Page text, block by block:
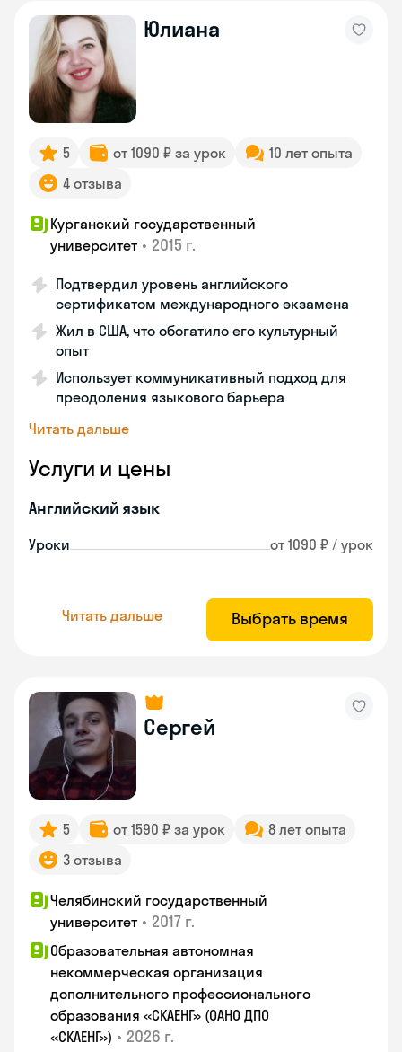
Юлиана
5 от 1090 ₽ за урок
10 лет опыта
4 отзыва
Курганский государственный
университет • 2015 г.
Подтвердил уровень английского
сертификатом международного экзамена
Жил в США, что обогатило его культурный
опыт
Использует коммуникативный подход для
преодоления языкового барьера
Читать дальше
Услуги и цены
Английский язык
Уроки от 1090 ₽ / урок
Читать дальше Выбрать время
Сергей
5 от 1590 ₽ за урок
8 лет опыта
3 отзыва
Челябинский государственный
университет • 2017 г.
Образовательная автономная
некоммерческая организация
дополнительного профессионального
образования «СКАЕНГ» (ОАНО ДПО
«СКАЕНГ») • 2026 г.